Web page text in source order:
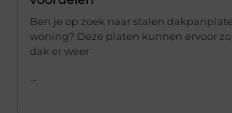
Ben je op zoek naar stalen
woning? Deze platen kunnen ervoor
dak er weer